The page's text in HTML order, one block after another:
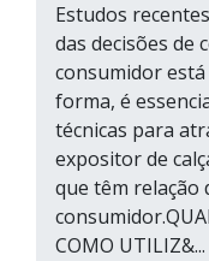
Estudos
das decisões de
consumidor
forma, é
técnicas para
expositor de
que têm relação
COMO UTILIZ&...